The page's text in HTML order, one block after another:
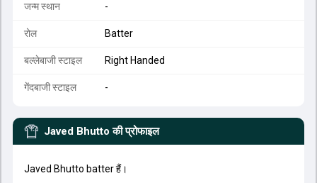
जन्म स्थान -
रोल Batter
बल्लेबाजी स्टाइल Right Handed
गेंदबाजी स्टाइल -
Javed Bhutto की प्रोफाइल
Javed Bhutto batter हैं।